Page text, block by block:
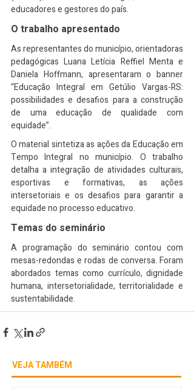
educadores e gestores do país.
O trabalho apresentado
As representantes do município, orientadoras
pedagógicas Luana Letícia Reffiel Menta e
Daniela Hoffmann, apresentaram o banner
“Educação Integral em Getúlio Vargas-RS:
possibilidades e desafios para a construção
de uma educação de qualidade com
equidade”.
O material sintetiza as ações da Educação em
Tempo Integral no município. O trabalho
detalha a integração de atividades culturais,
esportivas e formativas, as ações
intersetoriais e os desafios para garantir a
equidade no processo educativo.
Temas do seminário
A programação do seminário contou com
mesas-redondas e rodas de conversa. Foram
abordados temas como currículo, dignidade
humana, intersetorialidade, territorialidade e
sustentabilidade.
VEJA TAMBÉM